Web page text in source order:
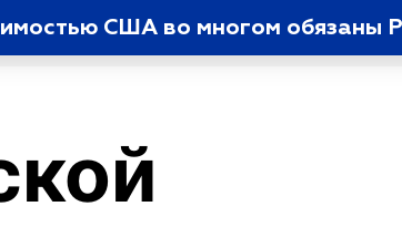
США во многом обязаны